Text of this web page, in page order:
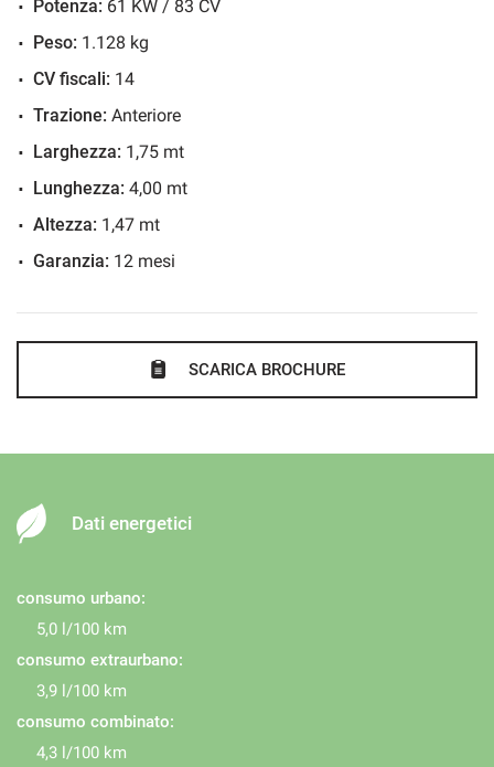
Per qualsiasi informazione diretta non esitare a contattarci:
seguici anche su Facebook e Instagram
Sensore di luce
Sensore di pioggia
Servosterzo
Specchietti laterali elettrici
Potenza: 61 KW / 83 CV
Peso: 1.128 kg
CV fiscali: 14
Trazione: Anteriore
Larghezza: 1,75 mt
Lunghezza: 4,00 mt
Altezza: 1,47 mt
Garanzia: 12 mesi
SCARICA BROCHURE
Dati energetici
consumo urbano:
5,0 l/100 km
consumo extraurbano:
3,9 l/100 km
consumo combinato:
4,3 l/100 km